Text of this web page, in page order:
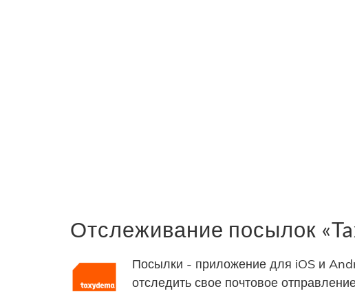
Отслеживание посылок
Посылки - приложение для iOS и
отследить свое почтовое